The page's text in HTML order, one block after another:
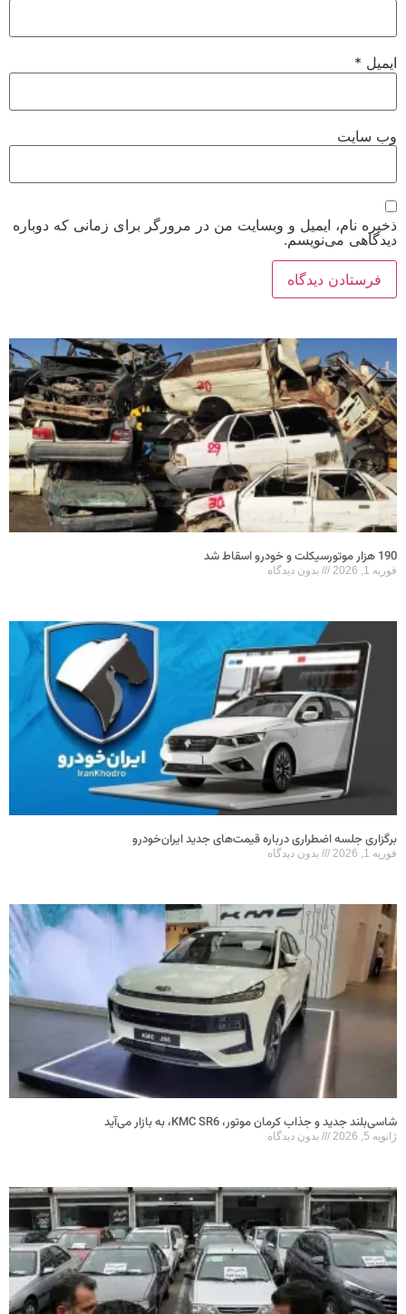
ایمیل*
وب‌ سایت
ذخیره نام، ایمیل و وبسایت من در مرورگر برای زمانی که دوباره
دیدگاهی می‌نویسم.
190 هزار موتورسیکلت و خودرو اسقاط شد
فوریه 1, 2026 بدون دیدگاه
برگزاری جلسه اضطراری درباره قیمت‌های جدید ایران‌خودرو
فوریه 1, 2026 بدون دیدگاه
شاسی‌بلند جدید و جذاب کرمان موتور، KMC SR6، به بازار می‌آید
ژانویه 5, 2026 بدون دیدگاه